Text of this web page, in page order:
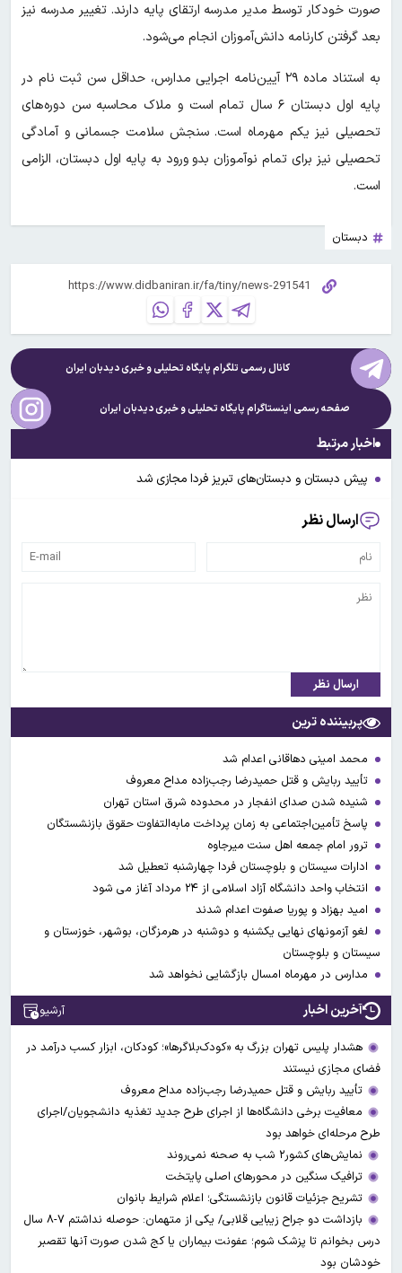
صورت خودکار توسط مدیر مدرسه ارتقای پایه دارند. تغییر مدرسه نیز
بعد گرفتن کارنامه دانش‌آموزان انجام می‌شود.
به استناد ماده ۲۹ آیین‌نامه اجرایی مدارس، حداقل سن ثبت نام در
پایه اول دبستان ۶ سال تمام است و ملاک محاسبه سن دوره‌های
تحصیلی نیز یکم مهرماه است. سنجش سلامت جسمانی و آمادگی
تحصیلی نیز برای تمام نوآموزان بدو ورود به پایه اول دبستان، الزامی
است.
دبستان
کانال رسمی تلگرام پایگاه تحلیلی و خبریدیدبان ایران
صفحه رسمی اینستاگرام پایگاه تحلیلی و خبریدیدبان ایران
اخبار مرتبط
پیش دبستان و دبستان‌های تبریز فردا مجازی شد
ارسال نظر
ارسال نظر
پربیننده ترین
محمد امینی دهاقانی اعدام شد
تأیید ربایش و قتل حمیدرضا رجب‌زاده مداح معروف
شنیده شدن صدای انفجار در محدوده شرق استان تهران
پاسخ تأمین‌اجتماعی به زمان پرداخت مابه‌التفاوت حقوق بازنشستگان
ترور امام جمعه اهل سنت میرجاوه
ادارات سیستان و بلوچستان فردا چهارشنبه تعطیل شد
انتخاب واحد دانشگاه آزاد اسلامی از ۲۴ مرداد آغاز می شود
امید بهزاد و پوریا صفوت اعدام شدند
لغو آزمونهای نهایی یکشنبه و دوشنبه در هرمزگان، بوشهر، خوزستان و
سیستان و بلوچستان
مدارس در مهرماه امسال بازگشایی نخواهد شد
آخرین اخبار آرشیو
هشدار پلیس تهران بزرگ به «کودک‌بلاگرها»؛ کودکان، ابزار کسب درآمد در
فضای مجازی نیستند
تأیید ربایش و قتل حمیدرضا رجب‌زاده مداح معروف
معافیت برخی دانشگاه‌ها از اجرای طرح جدید تغذیه دانشجویان/اجرای
طرح مرحله‌ای خواهد بود
نمایش‌های کشور٢ شب به صحنه نمی‌روند
ترافیک سنگین در محورهای اصلی پایتخت
تشریح جزئیات قانون بازنشستگی؛ اعلام شرایط بانوان
بازداشت دو جراح زیبایی قلابی/ یکی از متهمان: حوصله نداشتم ۷-۸ سال
درس بخوانم تا پزشک شوم؛ عفونت بیماران یا کج شدن صورت آنها تقصبر
خودشان بود